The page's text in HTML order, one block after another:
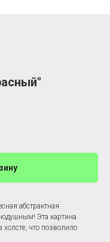
абстрактная
Эта картина
что позволило